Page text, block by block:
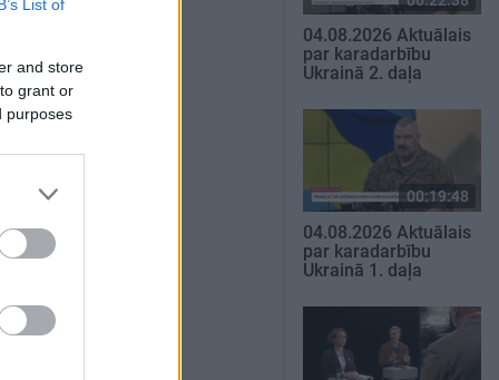
List of
and store
grant or
purposes
04.08.2026 Aktuālais
par karadarbību
Ukrainā 2. daļa
00:19:48
04.08.2026 Aktuālais
par karadarbību
Ukrainā 1. daļa